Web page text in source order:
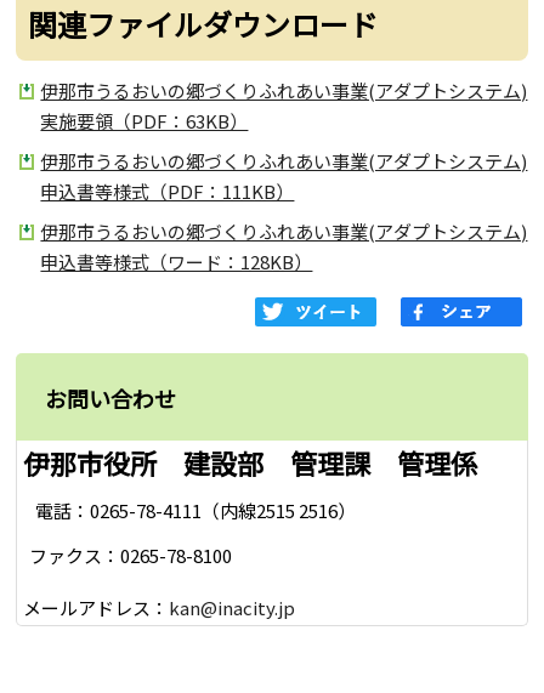
関連ファイルダウンロード
伊那市うるおいの郷づくりふれあい事業(アダプトシステム)
実施要領（PDF：63KB）
伊那市うるおいの郷づくりふれあい事業(アダプトシステム)
申込書等様式（PDF：111KB）
伊那市うるおいの郷づくりふれあい事業(アダプトシステム)
申込書等様式（ワード：128KB）
お問い合わせ
伊那市役所 建設部 管理課 管理係
電話：0265-78-4111（内線2515 2516）
ファクス：0265-78-8100
メールアドレス： kan@inacity.jp